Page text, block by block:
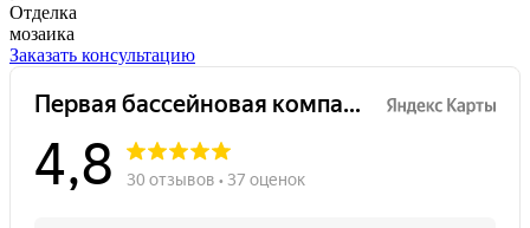
Отделка
мозаика
Заказать консультацию